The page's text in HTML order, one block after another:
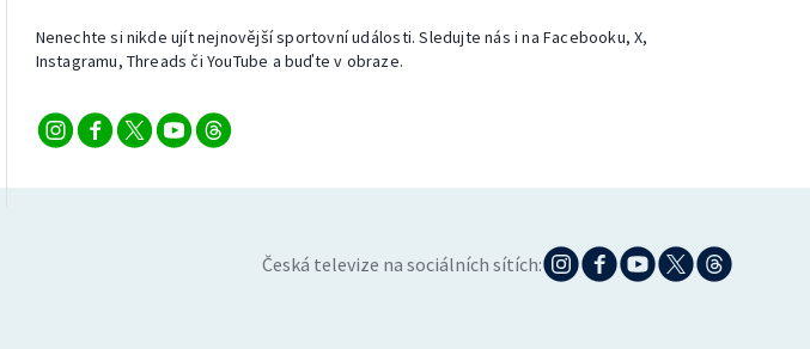
Nenechte si nikde ujít nejnovější sportovní události. Sledujte nás i na Facebooku, X,
Instagramu, Threads či YouTube a buďte v obraze.
Česká televize na sociálních sítích: